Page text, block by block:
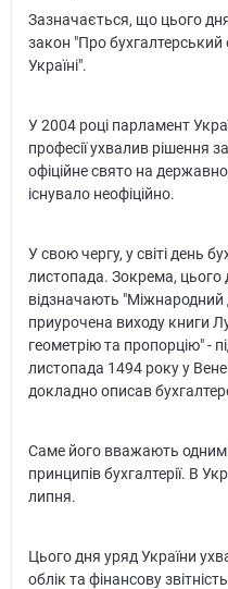
Зазначається, що цього
закон "Про бухгалтерський
Україні".
У 2004 році парламент
професії ухвалив рішення
офіційне свято на
існувало неофіційно.
У свою чергу, у світі день
листопада. Зокрема, цього
відзначають "Міжнародний
приурочена виходу книги
геометрію та пропорцію" -
листопада 1494 року у
докладно описав
Саме його вважають одним
принципів бухгалтерії. В
липня.
Цього дня уряд України
облік та фінансову